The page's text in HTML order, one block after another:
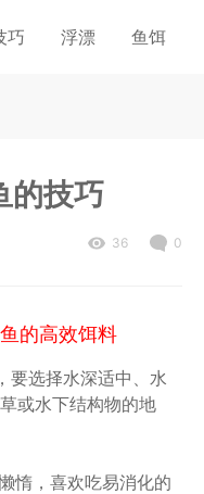
巧 浮漂 鱼饵
的技巧
36 0
的高效饵料
要选择水深适中、水
或水下结构物的地
惰，喜欢吃易消化的